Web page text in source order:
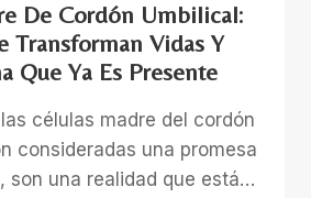
De Cordón Umbilical:
Transforman Vidas Y
Que Ya Es Presente
células madre del cordón
consideradas una promesa
son una realidad que está…